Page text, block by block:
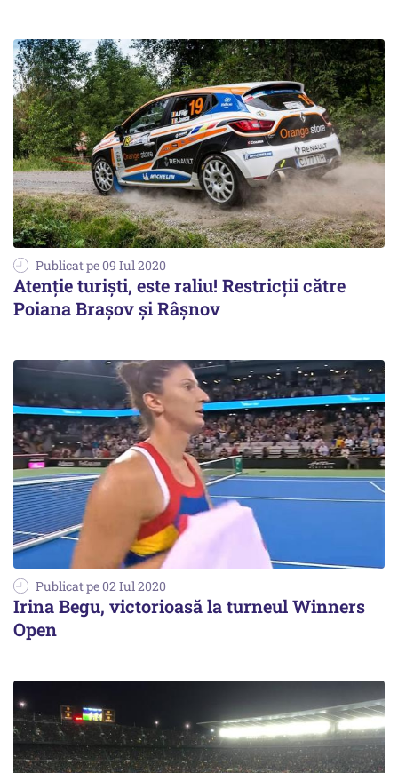
Publicat pe 09 Iul 2020
Atenție turiști, este raliu! Restricții către
Poiana Brașov și Râșnov
Publicat pe 02 Iul 2020
Irina Begu, victorioasă la turneul Winners
Open